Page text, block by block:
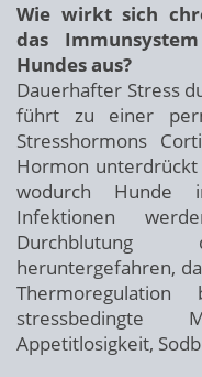
Wie wirkt sich
das
Hundes aus?
Dauerhafter Stress
führt zu einer
Stresshormons
Hormon
wodurch Hunde
Infektionen
Durchblutung
heruntergefahren,
stressbedingte
Appetitlosigkeit,